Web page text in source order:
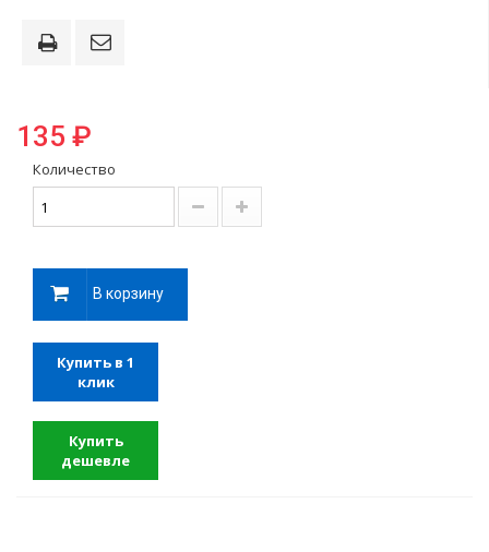
135 ₽
Количество
В корзину
Купить в 1
клик
Купить
дешевле